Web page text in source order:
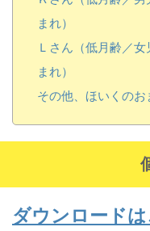
まれ）
Ｌさん（低月齢／
まれ）
その他、ほいくの
ダウンロード